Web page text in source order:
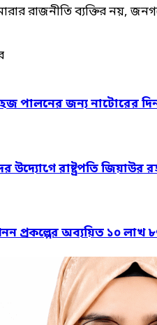
রাজনীতি ব্যক্তির নয়,
হজ পালনের জন্য নাটোরের
উদ্যোগে রাষ্ট্রপতি জিয়াউর
প্রকল্পের অব্যয়িত ১০ লাখ